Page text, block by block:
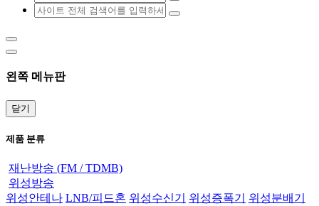
왼쪽 메뉴판
닫기
제품 분류
재난방송 (FM / TDMB)
위성방송
위성안테나 LNB/피드혼 위성수신기 위성증폭기
위성분배기